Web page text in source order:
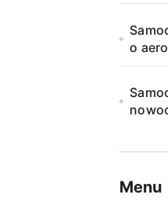
o
Menu